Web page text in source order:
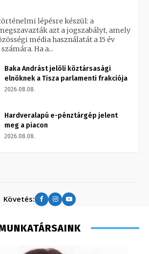
lépésre készül: a
azt a jogszabályt, amely
média használatát a 15 év
Ha a...
Baka Andrást jelöli köztársasági
elnöknek a Tisza parlamenti frakciója
2026.08.08.
Hardveralapú e-pénztárgép jelent
meg a piacon
2026.08.08.
Követés: